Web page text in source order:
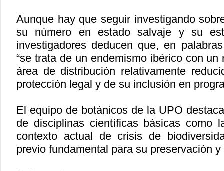
Aunque hay que seguir investigando
su número en estado salvaje y su
investigadores deducen que, en
“se trata de un endemismo ibérico con
área de distribución relativamente
protección legal y de su inclusión en
El equipo de botánicos de la UPO
de disciplinas científicas básicas como
contexto actual de crisis de
previo fundamental para su preservación